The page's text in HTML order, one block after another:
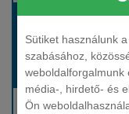
Sütiket használunk
szabásához,
weboldalforgalmunk
média-, hirdető- és
Ön
Bérleti díj: